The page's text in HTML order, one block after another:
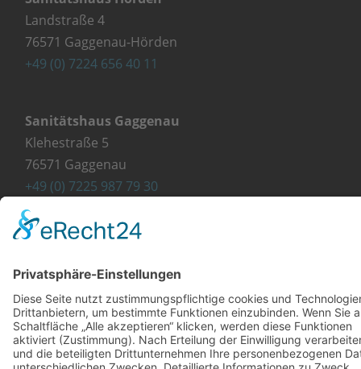
Landstraße 4
76571 Gaggenau-Hörden
+49 (0) 7224 656 40 11
Sanitätshaus Gaggenau
Klehestraße 5
76571 Gaggenau
+49 (0) 7225 987 79 30
info@orthopaedie-wurst.de
© Copyright 2023 - Orthopädie Wurst
Kontakt Impressum Datenschutzerklärung